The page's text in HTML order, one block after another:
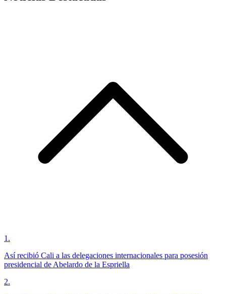
1 .
Así recibió Cali a las delegaciones internacionales para posesión
presidencial de Abelardo de la Espriella
2.